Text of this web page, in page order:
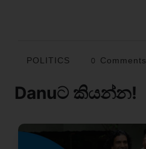
POLITICS 0 Comments